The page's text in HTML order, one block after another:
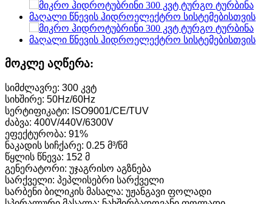
მოკლე აღწერა:
სიმძლავრე: 300 კვტ
სიხშირე: 50Hz/60Hz
სერტიფიკატი: ISO9001/CE/TUV
ძაბვა: 400V/440V/6300V
ეფექტურობა: 91%
ნაკადის სიჩქარე: 0.25 მ³/წმ
წყლის წნევა: 152 მ
გენერატორი: უჯაგრისო აგზნება
სარქველი: პეპლისებრი სარქველი
სარბენი ბილიკის მასალა: უჟანგავი ფოლადი